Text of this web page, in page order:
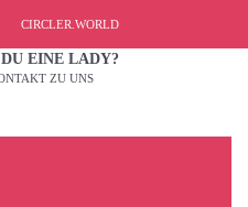
CIRCLER.WORLD
EINE LADY?
ZU UNS